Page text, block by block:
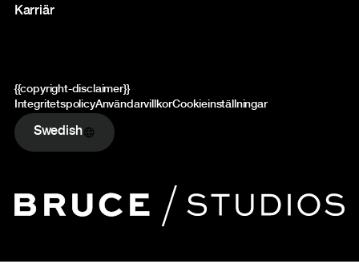
Karriär
{{copyright-disclaimer}}
IntegritetspolicyAnvändarvillkorCookieinställningar
Swedish